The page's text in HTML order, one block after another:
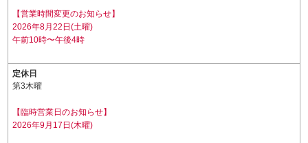
【営業時間変更のお知らせ】
2026年8月22日(土曜)
午前10時〜午後4時
定休日
第3木曜
【臨時営業日のお知らせ】
2026年9月17日(木曜)